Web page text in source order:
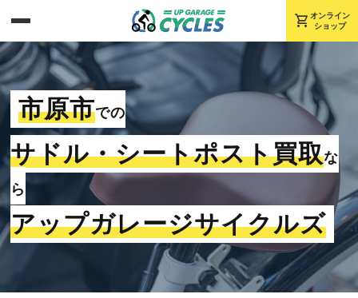
shopping_cart オンライン
ショップ
市原市での
サドル・シートポスト買取な
ら
アップガレージサイクルズ